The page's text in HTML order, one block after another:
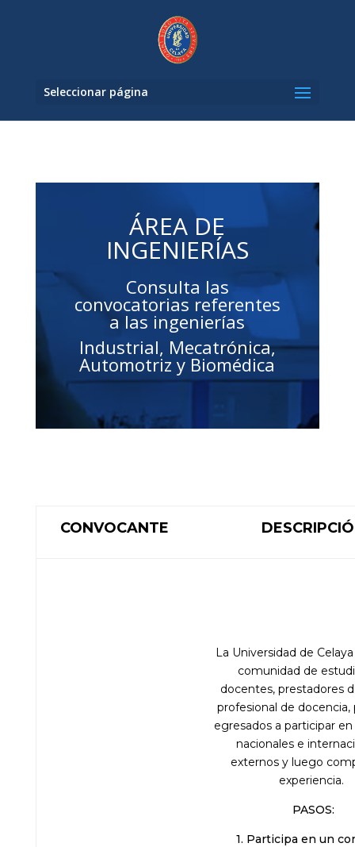
Seleccionar página
ÁREA DE
INGENIERÍAS
Consulta las
convocatorias referentes
a las ingenierías
Industrial, Mecatrónica,
Automotriz y Biomédica
CONVOCANTE
La Universidad de
comunidad de
docentes, prestadores
profesional de docencia,
egresados a participar
nacionales e
externos y luego
experiencia.
PASOS:
1. Participa en un